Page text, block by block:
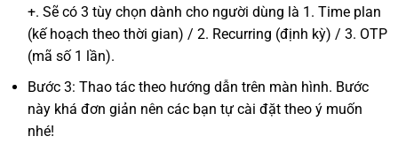
+. Sẽ có 3 tùy chọn dành cho người dùng là 1. Time plan
(kế hoạch theo thời gian) / 2. Recurring (định kỳ) / 3. OTP
(mã số 1 lần).
Bước 3: Thao tác theo hướng dẫn trên màn hình. Bước
này khá đơn giản nên các bạn tự cài đặt theo ý muốn
nhé!